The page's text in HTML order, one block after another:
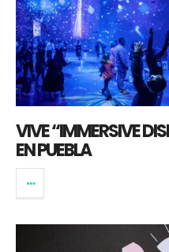
VIVE “IMMERSIVE
EN PUEBLA